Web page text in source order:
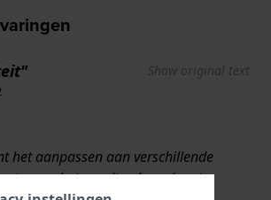
Show original text
het aanpassen aan verschillende
en het wordt geleverd met